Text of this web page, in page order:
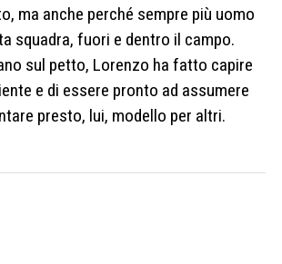
ma anche perché sempre più uomo
squadra, fuori e dentro il campo.
sul petto, Lorenzo ha fatto capire
e di essere pronto ad assumere
presto, lui, modello per altri.